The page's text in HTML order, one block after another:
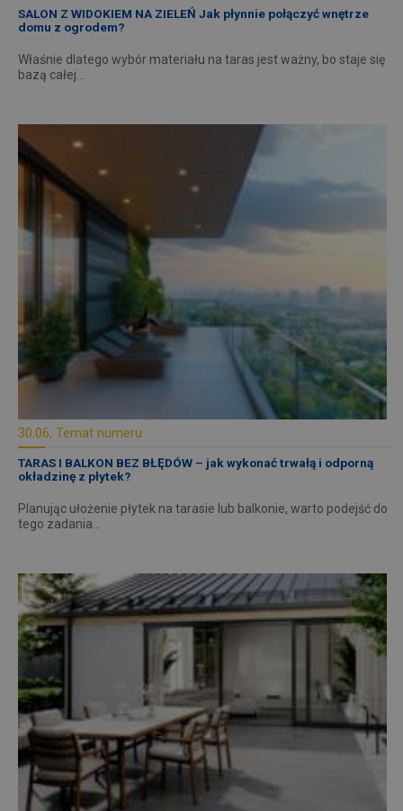
SALON Z WIDOKIEM NA ZIELEŃ Jak płynnie połączyć wnętrze
domu z ogrodem?
Właśnie dlatego wybór materiału na taras jest ważny, bo staje się
bazą całej…
30.06, Temat numeru
TARAS I BALKON BEZ BŁĘDÓW – jak wykonać trwałą i odporną
okładzinę z płytek?
Planując ułożenie płytek na tarasie lub balkonie, warto podejść do
tego zadania…